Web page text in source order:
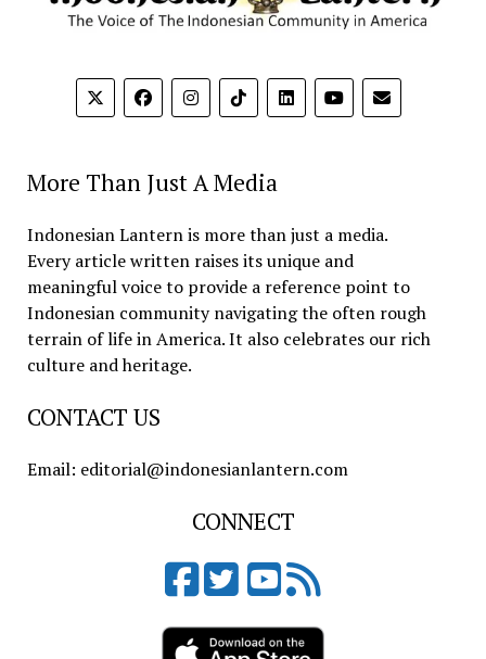
More Than Just A Media
Indonesian Lantern is more than just a media.
Every article written raises its unique and
meaningful voice to provide a reference point to
Indonesian community navigating the often rough
terrain of life in America. It also celebrates our rich
culture and heritage.
CONTACT US
Email: editorial@indonesianlantern.com
CONNECT